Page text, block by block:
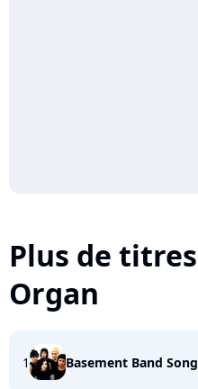
Plus de
Organ
1 Basement Band Song